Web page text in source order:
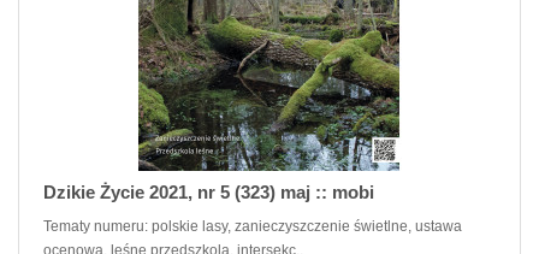
Dzikie Życie 2021, nr 5 (323) maj :: mobi
Tematy numeru: polskie lasy, zanieczyszczenie świetlne, ustawa
ocenowa, leśne przedszkola, intersekc..